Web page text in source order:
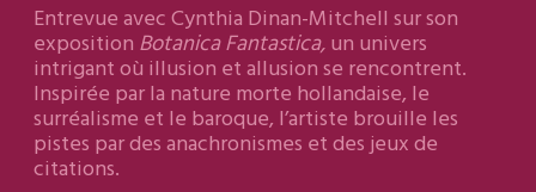
Entrevue avec Cynthia Dinan-Mitchell sur son
exposition Botanica Fantastica,un univers
intrigant où illusion et allusion se rencontrent.
Inspirée par la nature morte hollandaise, le
surréalisme et le baroque, l’artiste brouille les
pistes par des anachronismes et des jeux de
citations.